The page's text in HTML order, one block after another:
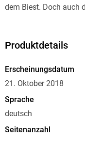
dem Biest. Doch auch
Biest zu stellen? Kann
geben. Alles, auf das
Fähigkeit, die
Schrecken versetzt hat.
Produktdetails
Erscheinungsdatum
21. Oktober 2018
Sprache
deutsch
Seitenanzahl